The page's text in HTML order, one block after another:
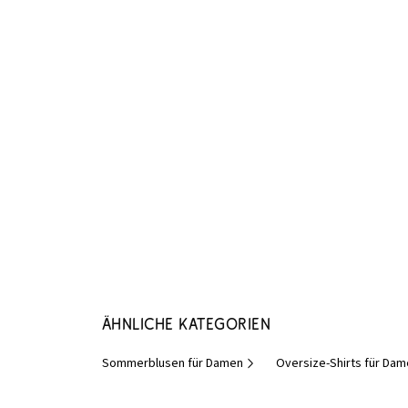
Ähnliche Kategorien
Sommerblusen für Damen Oversize-Shirts für